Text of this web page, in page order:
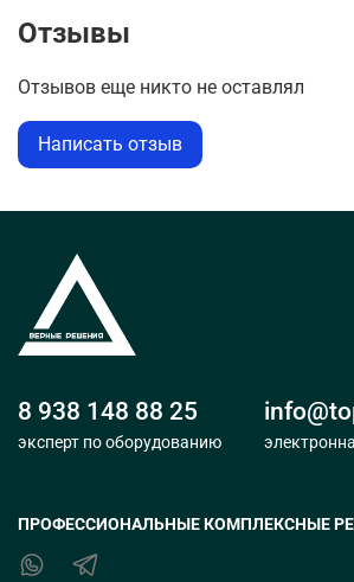
Отзывы
Отзывов еще никто не оставлял
Написать отзыв
8 938 148 88 25
эксперт по оборудованию
ПРОФЕССИОНАЛЬНЫЕ КОМПЛЕКСНЫЕ